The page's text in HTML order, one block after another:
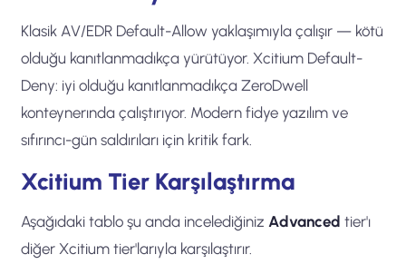
Klasik AV/EDR Default-Allow yaklaşımıyla çalışır — kötü
olduğu kanıtlanmadıkça yürütüyor. Xcitium Default-
Deny: iyi olduğu kanıtlanmadıkça ZeroDwell
konteynerında çalıştırıyor. Modern fidye yazılım ve
sıfırıncı-gün saldırıları için kritik fark.
Xcitium Tier Karşılaştırma
Aşağıdaki tablo şu anda incelediğinizAdvanced tier'ı
diğer Xcitium tier'larıyla karşılaştırır.